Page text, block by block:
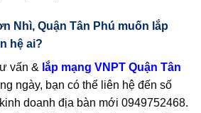
Nhì, Quận Tân Phú muốn lắp
hệ ai?
vấn & lắp mạng VNPT Quận Tân
ngày, bạn có thể liên hệ đến số
doanh địa bàn mới 0949752468.